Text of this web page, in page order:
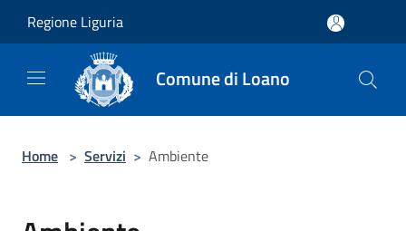
Regione Liguria
Comune di Loano
Home > Servizi > Ambiente